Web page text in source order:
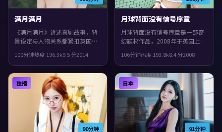
满月满月
《满月满月》讲述喜剧故事，背
景设定与人物关系都紧扣英国当
尔莫·德尔·托罗执导，吴镇
宇、沈腾、提莫西·查拉梅领
衔。叙事在回忆与现实之间交错
推进，观感紧凑，值得推荐。
100分钟热度 196.3k9.5分2014
月球背面没有信号序章
月球背面没有信号序章是一部奇
幻题材作品，2008年于英国上
乐、刘德华等主演。影片在类型
框架里仍保留了作者表达，人物
在道德与生存之间反复拉扯。
106分钟热度 193.8k8.4分2008
90分钟
独播
91分钟
日本